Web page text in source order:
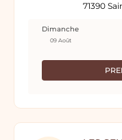
71390
Dimanche
09 Août